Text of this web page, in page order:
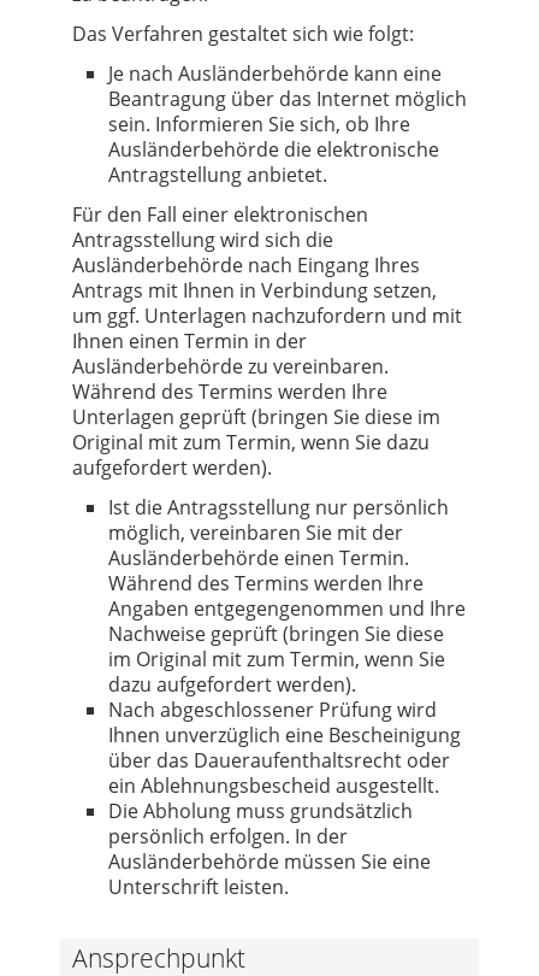
Das Verfahren gestaltet sich wie folgt:
Je nach Ausländerbehörde kann eine
Beantragung über das Internet möglich
sein. Informieren Sie sich, ob Ihre
Ausländerbehörde die elektronische
Antragstellung anbietet.
Für den Fall einer elektronischen
Antragsstellung wird sich die
Ausländerbehörde nach Eingang Ihres
Antrags mit Ihnen in Verbindung setzen,
um ggf. Unterlagen nachzufordern und mit
Ihnen einen Termin in der
Ausländerbehörde zu vereinbaren.
Während des Termins werden Ihre
Unterlagen geprüft (bringen Sie diese im
Original mit zum Termin, wenn Sie dazu
aufgefordert werden).
Ist die Antragsstellung nur persönlich
möglich, vereinbaren Sie mit der
Ausländerbehörde einen Termin.
Während des Termins werden Ihre
Angaben entgegengenommen und Ihre
Nachweise geprüft (bringen Sie diese
im Original mit zum Termin, wenn Sie
dazu aufgefordert werden).
Nach abgeschlossener Prüfung wird
Ihnen unverzüglich eine Bescheinigung
über das Daueraufenthaltsrecht oder
ein Ablehnungsbescheid ausgestellt.
Die Abholung muss grundsätzlich
persönlich erfolgen. In der
Ausländerbehörde müssen Sie eine
Unterschrift leisten.
Ansprechpunkt